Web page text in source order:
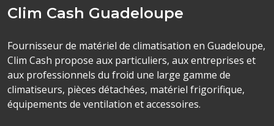
Clim Cash Guadeloupe
Fournisseur de matériel de climatisation en Guadeloupe,
Clim Cash propose aux particuliers, aux entreprises et
aux professionnels du froid une large gamme de
climatiseurs, pièces détachées, matériel frigorifique,
équipements de ventilation et accessoires.